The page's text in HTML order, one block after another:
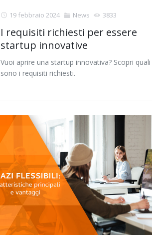
19 febbraio 2024 News 3833
I requisiti richiesti per essere
startup innovative
Vuoi aprire una startup innovativa? Scopri quali
sono i requisiti richiesti.